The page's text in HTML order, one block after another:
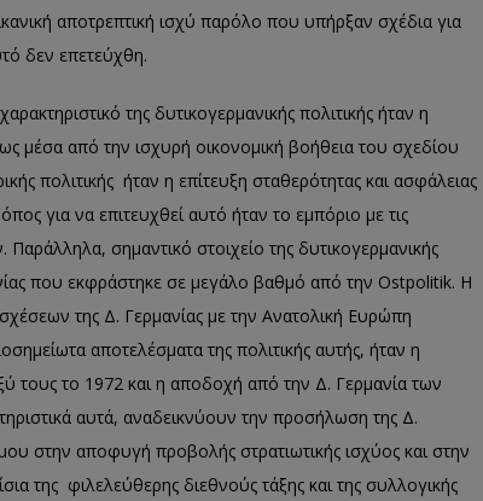
αποτρεπτική ισχύ παρόλο που υπήρξαν σχέδια για
δεν επετεύχθη.
της δυτικογερμανικής πολιτικής ήταν η
μέσα από την ισχυρή οικονομική βοήθεια του σχεδίου
πολιτικής ήταν η επίτευξη σταθερότητας και ασφάλειας
για να επιτευχθεί αυτό ήταν το εμπόριο με τις
σημαντικό στοιχείο της δυτικογερμανικής
που εκφράστηκε σε μεγάλο βαθμό από την Ostpolitik. Η
της Δ. Γερμανίας με την Ανατολική Ευρώπη
αποτελέσματα της πολιτικής αυτής, ήταν η
τους το 1972 και η αποδοχή από την Δ. Γερμανία των
αυτά, αναδεικνύουν την προσήλωση της Δ.
στην αποφυγή προβολής στρατιωτικής ισχύος και στην
της φιλελεύθερης διεθνούς τάξης και της συλλογικής